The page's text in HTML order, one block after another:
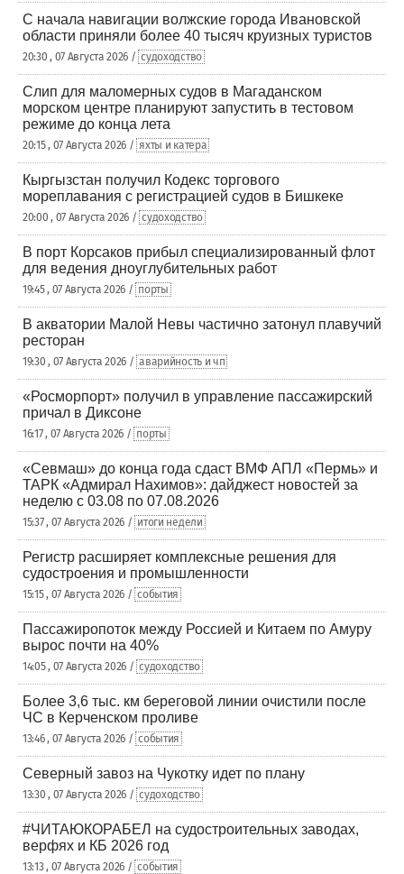
С начала навигации волжские города Ивановской
области приняли более 40 тысяч круизных туристов
20:30 , 07 Августа 2026 / судоходство
Слип для маломерных судов в Магаданском
морском центре планируют запустить в тестовом
режиме до конца лета
20:15 , 07 Августа 2026 / яхты и катера
Кыргызстан получил Кодекс торгового
мореплавания с регистрацией судов в Бишкеке
20:00 , 07 Августа 2026 / судоходство
В порт Корсаков прибыл специализированный флот
для ведения дноуглубительных работ
19:45 , 07 Августа 2026 / порты
В акватории Малой Невы частично затонул плавучий
ресторан
19:30 , 07 Августа 2026 / аварийность и чп
«Росморпорт» получил в управление пассажирский
причал в Диксоне
16:17 , 07 Августа 2026 / порты
«Севмаш» до конца года сдаст ВМФ АПЛ «Пермь» и
ТАРК «Адмирал Нахимов»: дайджест новостей за
неделю с 03.08 по 07.08.2026
15:37 , 07 Августа 2026 / итоги недели
Регистр расширяет комплексные решения для
судостроения и промышленности
15:15 , 07 Августа 2026 / события
Пассажиропоток между Россией и Китаем по Амуру
вырос почти на 40%
14:05 , 07 Августа 2026 / судоходство
Более 3,6 тыс. км береговой линии очистили после
ЧС в Керченском проливе
13:46 , 07 Августа 2026 / события
Северный завоз на Чукотку идет по плану
13:30 , 07 Августа 2026 / судоходство
#ЧИТАЮКОРАБЕЛ на судостроительных заводах,
верфях и КБ 2026 год
13:13 , 07 Августа 2026 / события